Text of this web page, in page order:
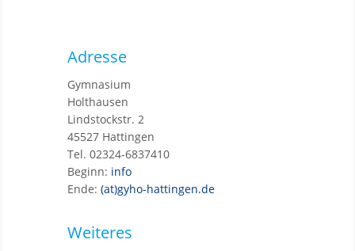
Adresse
Gymnasium
Holthausen
Lindstockstr. 2
45527 Hattingen
Tel. 02324-6837410
Beginn: info
Ende: (at)gyho-hattingen.de
Weiteres